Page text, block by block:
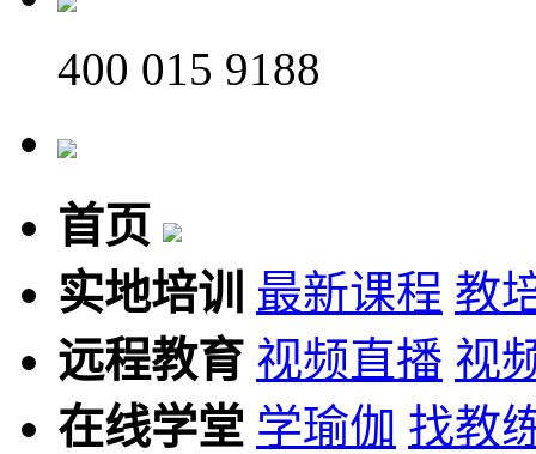
400 015 9188
首页
实地培训 最新课程 教
远程教育 视频直播 视
在线学堂 学瑜伽 找教